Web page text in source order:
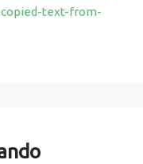
text-from-